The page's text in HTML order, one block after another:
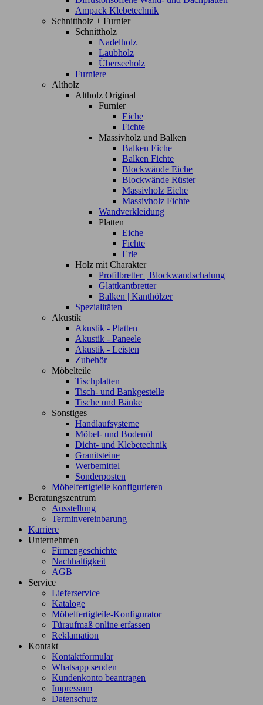
Ampack Klebetechnik
Schnittholz + Furnier
Schnittholz
Nadelholz
Laubholz
Überseeholz
Furniere
Altholz
Altholz Original
Furnier
Eiche
Fichte
Massivholz und Balken
Balken Eiche
Balken Fichte
Blockwände Eiche
Blockwände Rüster
Massivholz Eiche
Massivholz Fichte
Wandverkleidung
Platten
Eiche
Fichte
Erle
Holz mit Charakter
Profilbretter | Blockwandschalung
Glattkantbretter
Balken | Kanthölzer
Spezialitäten
Akustik
Akustik - Platten
Akustik - Paneele
Akustik - Leisten
Zubehör
Möbelteile
Tischplatten
Tisch- und Bankgestelle
Tische und Bänke
Sonstiges
Handlaufsysteme
Möbel- und Bodenöl
Dicht- und Klebetechnik
Granitsteine
Werbemittel
Sonderposten
Möbelfertigteile konfigurieren
Beratungszentrum
Ausstellung
Terminvereinbarung
Karriere
Unternehmen
Firmengeschichte
Nachhaltigkeit
AGB
Service
Lieferservice
Kataloge
Möbelfertigteile-Konfigurator
Türaufmaß online erfassen
Reklamation
Kontakt
Kontaktformular
Whatsapp senden
Kundenkonto beantragen
Impressum
Datenschutz